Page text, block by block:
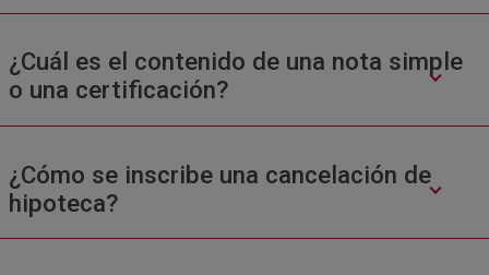
¿Cuál es el contenido de una nota simple
o una certificación?
¿Cómo se inscribe una cancelación de
hipoteca?